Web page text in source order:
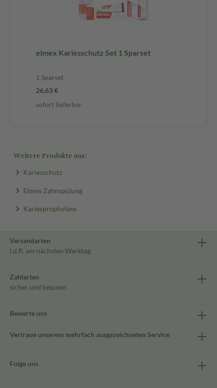
elmex Kariesschutz Set 1 Sparset
1 Sparset
26,63 €
sofort lieferbar
Weitere Produkte aus:
Kariesschutz
Elmex Zahnspülung
Kariesprophylaxe
Versandarten
i.d.R. am nächsten Werktag
Zahlarten
sicher und bequem
Bewerte uns
Vertraue unserem mehrfach ausgezeichneten Service
Folge uns